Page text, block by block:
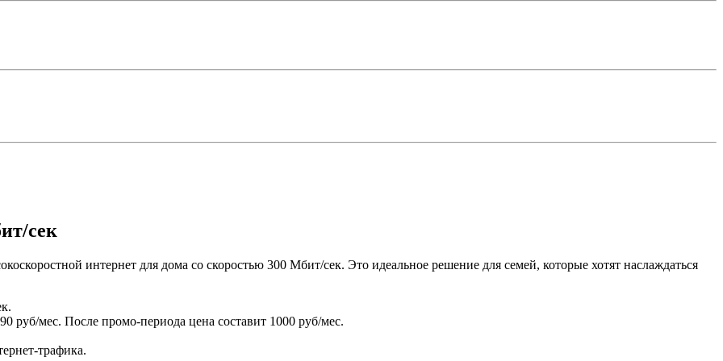
сек
интернет для дома со скоростью 300 Мбит/сек. Это идеальное решение для семей, которые хотят наслаждаться
руб/мес. После промо-периода цена составит 1000 руб/мес.
трафика.